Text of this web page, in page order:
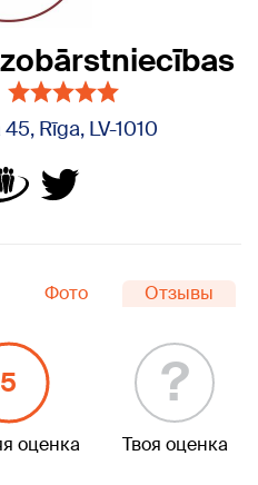
Rīga, LV-1010
Фото Отзывы
5
оценка
?
Твоя оценка